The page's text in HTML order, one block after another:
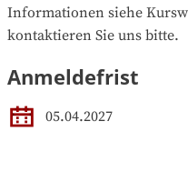
Informationen siehe
kontaktieren Sie uns bitte.
Anmeldefrist
05.04.2027